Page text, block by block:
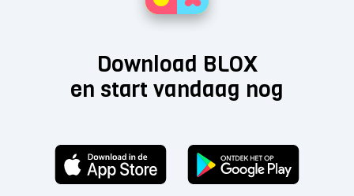
Download BLOX
en start vandaag nog